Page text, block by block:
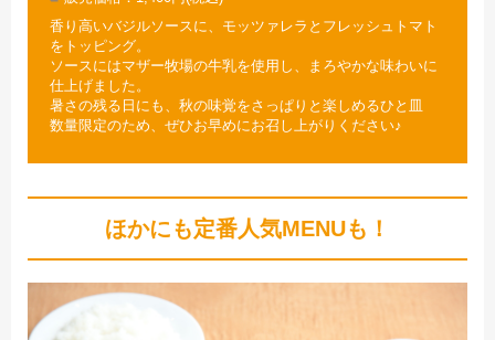
香り高いバジルソースに、モッツァレラとフレッシュトマト
をトッピング。
ソースにはマザー牧場の牛乳を使用し、まろやかな味わいに
仕上げました。
暑さの残る日にも、秋の味覚をさっぱりと楽しめるひと皿
数量限定のため、ぜひお早めにお召し上がりください♪
ほかにも定番人気MENUも！